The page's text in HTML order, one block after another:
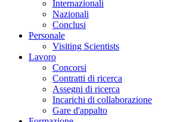
Internazionali
Nazionali
Conclusi
Personale
Visiting Scientists
Lavoro
Concorsi
Contratti di ricerca
Assegni di ricerca
Incarichi di collaborazione
Gare d'appalto